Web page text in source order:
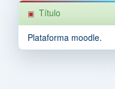
Título
Plataforma moodle.